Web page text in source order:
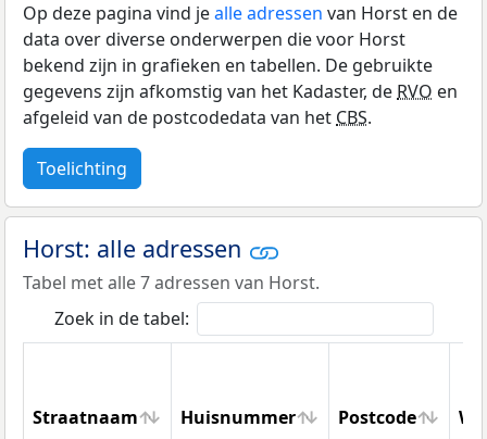
Op deze pagina vind jealle adressen van Horst en de
data over diverse onderwerpen die voor Horst
bekend zijn in grafieken en tabellen. De gebruikte
gegevens zijn afkomstig van het Kadaster, deRVO en
afgeleid van de postcodedata van hetCBS.
Toelichting
Horst: alle adressen
Tabel met alle 7 adressen van Horst.
Zoek in de tabel:
Straatnaam Huisnummer Postcode